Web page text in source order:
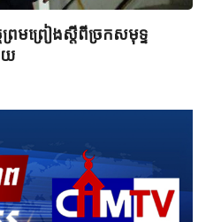
រមព្រៀងស្តីពីច្រកសមុទ្ទ
យ